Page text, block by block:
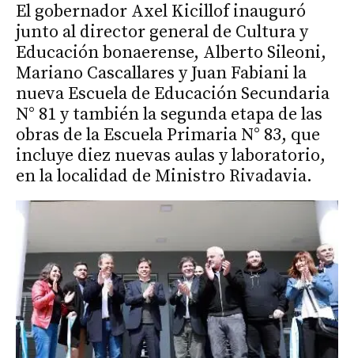
El gobernador Axel Kicillof inauguró
junto al director general de Cultura y
Educación bonaerense, Alberto Sileoni,
Mariano Cascallares y Juan Fabiani la
nueva Escuela de Educación Secundaria
N° 81 y también la segunda etapa de las
obras de la Escuela Primaria N° 83, que
incluye diez nuevas aulas y laboratorio,
en la localidad de Ministro Rivadavia.